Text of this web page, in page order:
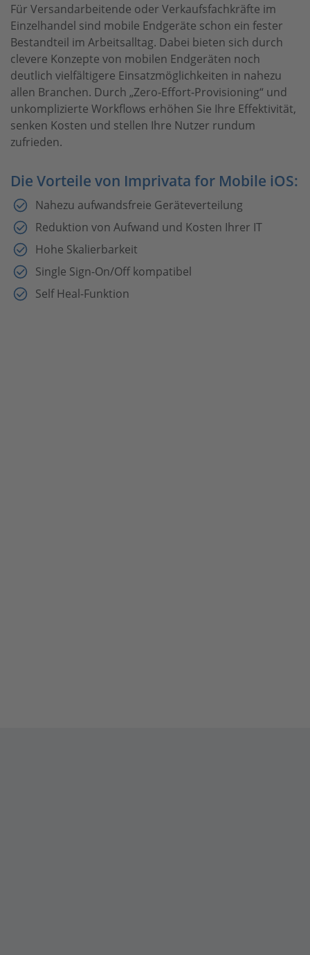
Für Versandarbeitende oder Verkaufsfachkräfte im
Einzelhandel sind mobile Endgeräte schon ein fester
Bestandteil im Arbeitsalltag. Dabei bieten sich durch
clevere Konzepte von mobilen Endgeräten noch
deutlich vielfältigere Einsatzmöglichkeiten in nahezu
allen Branchen. Durch „Zero-Effort-Provisioning“ und
unkomplizierte Workflows erhöhen Sie Ihre Effektivität,
senken Kosten und stellen Ihre Nutzer rundum
zufrieden.
Die Vorteile von Imprivata for Mobile iOS:
Nahezu aufwandsfreie Geräteverteilung
Reduktion von Aufwand und Kosten Ihrer IT
Hohe Skalierbarkeit
Single Sign-On/Off kompatibel
Self Heal-Funktion